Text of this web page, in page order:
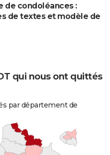
de condoléances :
de textes et modèle de
qui nous ont quittés
par département de